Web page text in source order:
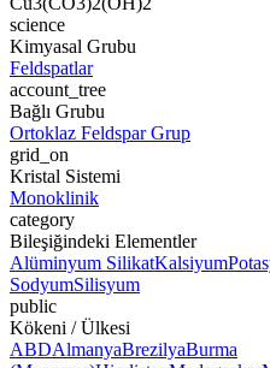
science
Kimyasal Grubu
Feldspatlar
account_tree
Bağlı Grubu
Ortoklaz Feldspar Grup
grid_on
Kristal Sistemi
Monoklinik
category
Bileşiğindeki Elementler
Alüminyum SilikatKalsiyum
SodyumSilisyum
public
Kökeni / Ülkesi
ABDAlmanyaBrezilyaBurma